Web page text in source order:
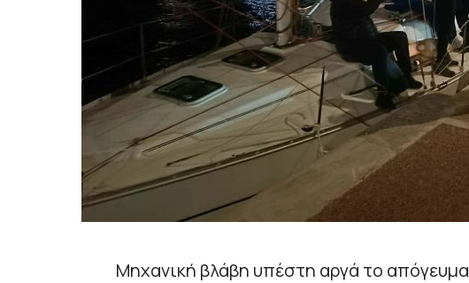
Μηχανική βλάβη υπέστη αργά το